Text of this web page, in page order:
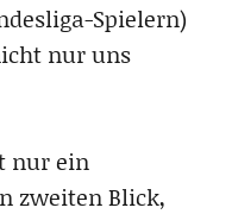
Spielern)
nur uns
nur ein
zweiten Blick,